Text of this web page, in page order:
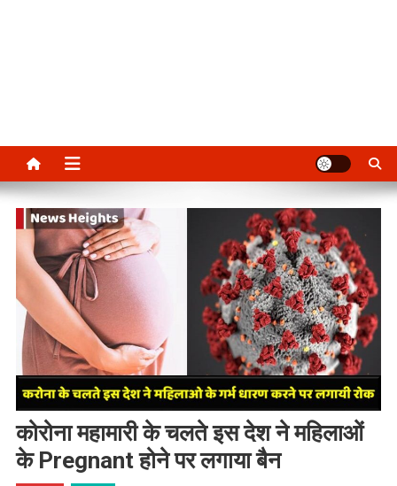
कोरोना महामारी के चलते इस देश ने महिलाओं
के Pregnant होने पर लगाया बैन